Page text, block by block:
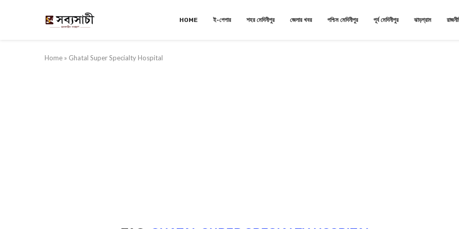
HOME ই-পেপার শহর মেদিনীপুর জেলার খবর পশ্চিম মেদিনীপুর পূর্ব মেদিনীপুর ঝাড়গ্রাম
Home » Ghatal Super Specialty Hospital